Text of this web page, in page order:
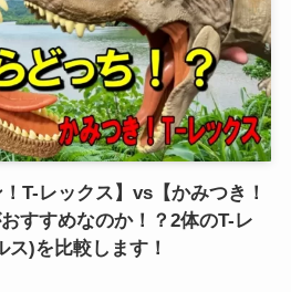
T-レックス】vs【かみつき！
すすめなのか！？2体のT-レ
)を比較します！